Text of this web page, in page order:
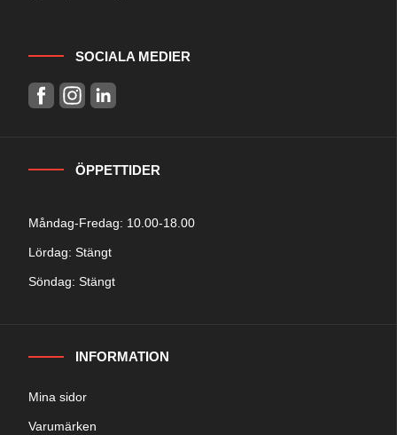
SOCIALA MEDIER
ÖPPETTIDER
Måndag-Fredag: 10.00-18.00
Lördag: Stängt
Söndag: Stängt
INFORMATION
Mina sidor
Varumärken